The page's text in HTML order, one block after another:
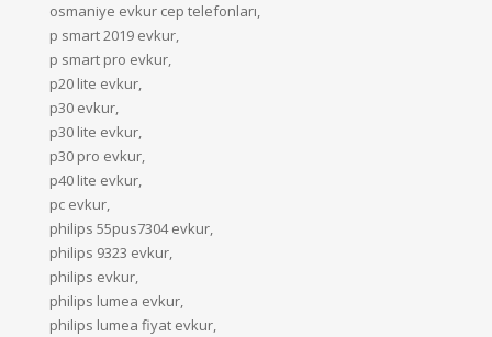
osmaniye evkur cep telefonları,
p smart 2019 evkur,
p smart pro evkur,
p20 lite evkur,
p30 evkur,
p30 lite evkur,
p30 pro evkur,
p40 lite evkur,
pc evkur,
philips 55pus7304 evkur,
philips 9323 evkur,
philips evkur,
philips lumea evkur,
philips lumea fiyat evkur,